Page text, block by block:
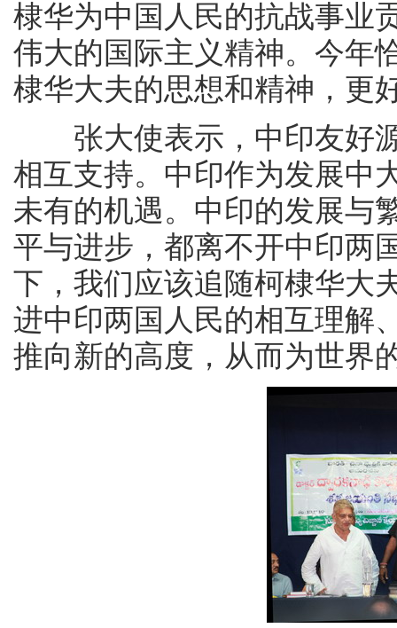
棣华为中国人民的抗战事业
伟大的国际主义精神。今年
棣华大夫的思想和精神，更
张大使表示，中印友好源
相互支持。中印作为发展中
未有的机遇。中印的发展与
平与进步，都离不开中印两
下，我们应该追随柯棣华大
进中印两国人民的相互理解
推向新的高度，从而为世界